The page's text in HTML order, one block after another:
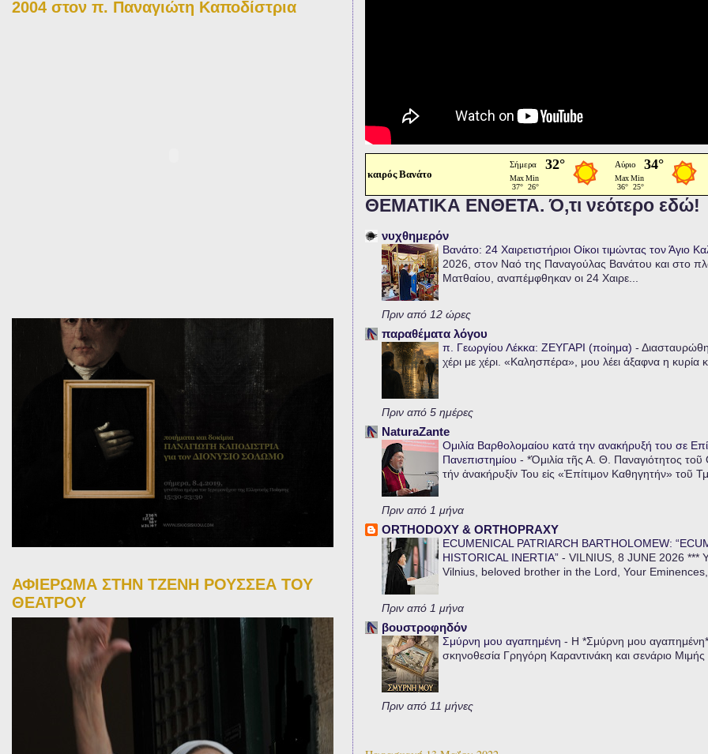
καιρός Βανάτο
ΘΕΜΑΤΙΚΑ ΕΝΘΕΤΑ. Ό,τι νεότερο εδώ!
νυχθημερόν
Βανάτο: 24 Χαιρετιστήριοι Οίκοι τιμώντας τον Άγιο
2026, στον Ναό της Παναγούλας Βανάτου και στο
Ματθαίου, αναπέμφθηκαν οι 24 Χαιρε...
Πριν από 12 ώρες
παραθέματα λόγου
π. Γεωργίου Λέκκα: ΖΕΥΓΑΡΙ (ποίημα) -
χέρι με χέρι. «Καλησπέρα», μου λέει άξαφνα η κυρία
Πριν από 5 ημέρες
NaturaZante
Ομιλία Βαρθολομαίου κατά την ανακήρυξή του σε
Πανεπιστημίου - *Ὁμιλία τῆς Α. Θ. Παναγιότητος
τήν ἀνακήρυξίν Του εἰς «Ἐπίτιμον Καθηγητήν» τοῦ
Πριν από 1 μήνα
ORTHODOXY & ORTHOPRAXY
ECUMENICAL PATRIARCH BARTHOLOMEW:
HISTORICAL INERTIA” - VILNIUS, 8 JUNE 2026 ***
Vilnius, beloved brother in the Lord, Your
Πριν από 1 μήνα
βουστροφηδόν
Σμύρνη μου αγαπημένη - Η *Σμύρνη μου αγαπημένη*
σκηνοθεσία Γρηγόρη Καραντινάκη και σενάριο Μιμής
Πριν από 11 μήνες
2004 στον π. Παναγιώτη Καποδίστρια
ΑΦΙΕΡΩΜΑ ΣΤΗΝ ΤΖΕΝΗ ΡΟΥΣΣΕΑ ΤΟΥ
ΘΕΑΤΡΟΥ